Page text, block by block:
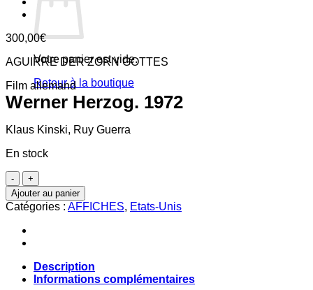
Votre panier est vide.
Retour à la boutique
300,00€
AGUIRRE DER ZORN GOTTES
Film allemand
Werner Herzog. 1972
Klaus Kinski, Ruy Guerra
En stock
quantité
de
AGUIRRE
THE
WRATH
OF
Ajouter au panier
Catégories : AFFICHES, Etats-Unis
Description
Informations complémentaires